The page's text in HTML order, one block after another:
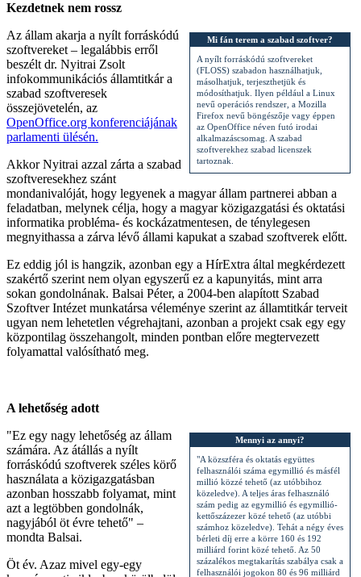
Kezdetnek nem rossz
Mi fán terem a szabad szoftver?
A nyílt forráskódú szoftvereket
(FLOSS) szabadon használhatjuk,
másolhatjuk, terjeszthetjük és
módosíthatjuk. Ilyen például a Linux
nevű operációs rendszer, a Mozilla
Firefox nevű böngészője vagy éppen
az OpenOffice néven futó irodai
alkalmazáscsomag. A szabad
szoftverekhez szabad licenszek
tartoznak.
Az állam akarja a nyílt forráskódú
szoftvereket – legalábbis erről
beszélt dr. Nyitrai Zsolt
infokommunikációs államtitkár a
szabad szoftveresek
összejövetelén, az
OpenOffice.org konferenciájának
parlamenti ülésén.
Akkor Nyitrai azzal zárta a szabad
szoftveresekhez szánt
mondanivalóját, hogy legyenek a magyar állam partnerei abban a
feladatban, melynek célja, hogy a magyar közigazgatási és oktatási
informatika probléma- és kockázatmentesen, de ténylegesen
megnyithassa a zárva lévő állami kapukat a szabad szoftverek előtt.
Ez eddig jól is hangzik, azonban egy a HírExtra által megkérdezett
szakértő szerint nem olyan egyszerű ez a kapunyitás, mint arra
sokan gondolnának. Balsai Péter, a 2004-ben alapított Szabad
Szoftver Intézet munkatársa véleménye szerint az államtitkár terveit
ugyan nem lehetetlen végrehajtani, azonban a projekt csak egy egy
központilag összehangolt, minden pontban előre megtervezett
folyamattal valósítható meg.
A lehetőség adott
Mennyi az annyi?
"A közszféra és oktatás együttes
felhasználói száma egymillió és másfél
millió közzé tehető (az utóbbihoz
közeledve). A teljes áras felhasználó
szám pedig az egymillió és egymillió-
kettőszázezer közé tehető (az utóbbi
számhoz közeledve). Tehát a négy éves
bérleti díj erre a körre 160 és 192
milliárd forint közé tehető. Az 50
százalékos megtakarítás szabálya csak a
felhasználói jogokon 80 és 96 milliárd
"Ez egy nagy lehetőség az állam
számára. Az átállás a nyílt
forráskódú szoftverek széles körő
használata a közigazgatásban
azonban hosszabb folyamat, mint
azt a legtöbben gondolnák,
nagyjából öt évre tehető" –
mondta Balsai.
Öt év. Azaz mivel egy-egy